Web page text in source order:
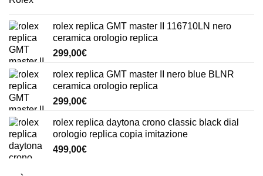
rolex replica GMT master II 116710LN nero
ceramica orologio replica
299,00€
rolex replica GMT master II nero blue BLNR
ceramica orologio replica
299,00€
rolex replica daytona crono classic black dial
orologio replica copia imitazione
499,00€